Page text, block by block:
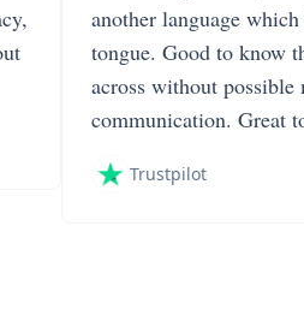
another language
tongue. Good to know
across without possible
communication. Great
Trustpilot